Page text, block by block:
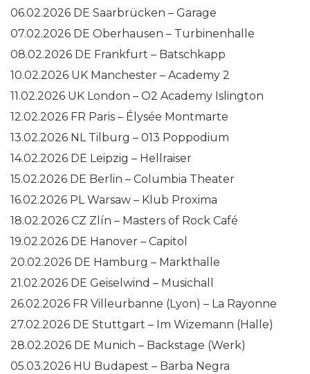
06.02.2026 DE Saarbrücken – Garage
07.02.2026 DE Oberhausen – Turbinenhalle
08.02.2026 DE Frankfurt – Batschkapp
10.02.2026 UK Manchester – Academy 2
11.02.2026 UK London – O2 Academy Islington
12.02.2026 FR Paris – Élysée Montmarte
13.02.2026 NL Tilburg – 013 Poppodium
14.02.2026 DE Leipzig – Hellraiser
15.02.2026 DE Berlin – Columbia Theater
16.02.2026 PL Warsaw – Klub Proxima
18.02.2026 CZ Zlín – Masters of Rock Café
19.02.2026 DE Hanover – Capitol
20.02.2026 DE Hamburg – Markthalle
21.02.2026 DE Geiselwind – Musichall
26.02.2026 FR Villeurbanne (Lyon) – La Rayonne
27.02.2026 DE Stuttgart – Im Wizemann (Halle)
28.02.2026 DE Munich – Backstage (Werk)
05.03.2026 HU Budapest – Barba Negra